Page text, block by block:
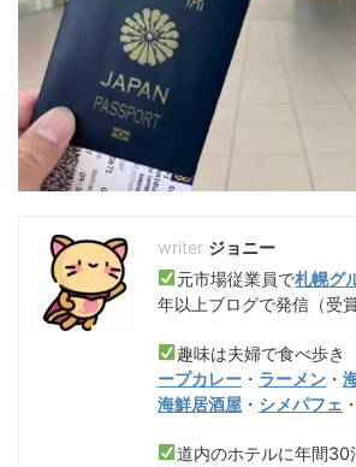
ジョニー
元市場従業員で札幌グ
年以上ブログで発信（受
趣味は夫婦で食べ歩き
ープカレー ・ ラーメン ・
海鮮居酒屋 ・ シメパフェ ・
道内のホテルに年間30